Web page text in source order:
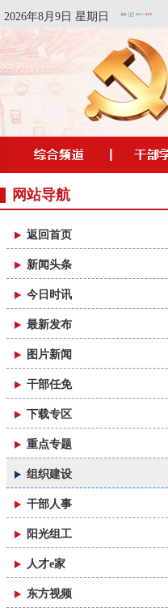
2026年8月9日 星期日
网站导航
返回首页
新闻头条
今日时讯
最新发布
图片新闻
干部任免
下载专区
重点专题
组织建设
干部人事
阳光组工
人才e家
东方视频